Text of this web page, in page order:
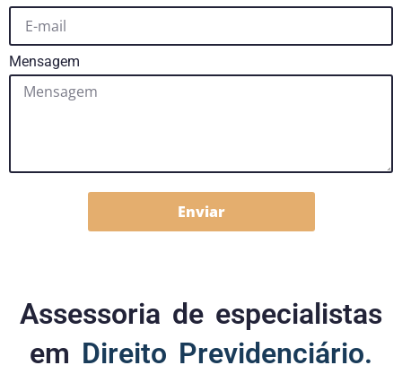
Mensagem
Enviar
Assessoria de especialistas
em Direito Previdenciário.